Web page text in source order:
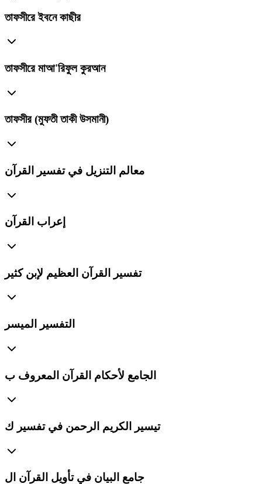
তাফসীরে ইবনে কাছীর
তাফসীরে মাআ'রিফুল কুরআন
তাফসীর (মুফতী তাকী উসমানী)
معالم التنزيل في تفسير القرآن
إعراب القرآن
تفسير القرآن العظيم لإبن كثير
التفسير الميسر
الجامع لأحكام القرآن المعروف ب
تيسير الكريم الرحمن في تفسير ك
جامع البيان في تأويل القرآن ال